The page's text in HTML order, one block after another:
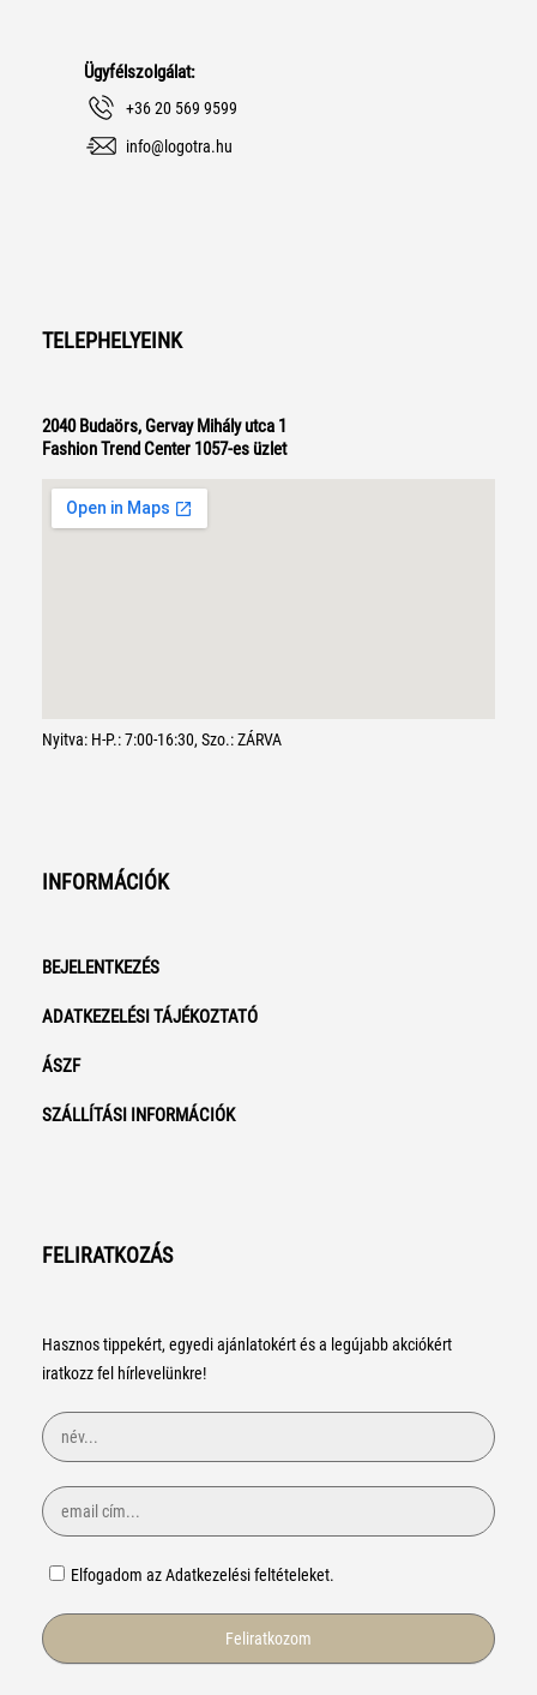
Ügyfélszolgálat:
+36 20 569 9599
info@logotra.hu
TELEPHELYEINK
2040 Budaörs, Gervay Mihály utca 1
Fashion Trend Center 1057-es üzlet
Nyitva: H-P.: 7:00-16:30, Szo.: ZÁRVA
INFORMÁCIÓK
BEJELENTKEZÉS
ADATKEZELÉSI TÁJÉKOZTATÓ
ÁSZF
SZÁLLÍTÁSI INFORMÁCIÓK
FELIRATKOZÁS
Hasznos tippekért, egyedi ajánlatokért és a legújabb akciókért
iratkozz fel hírlevelünkre!
Elfogadom az Adatkezelési feltételeket.